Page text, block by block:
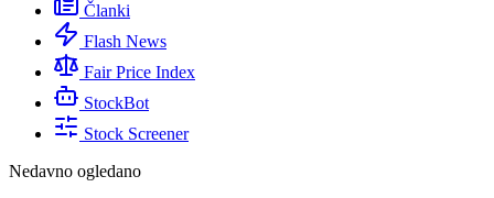
Članki
Flash News
Fair Price Index
StockBot
Stock Screener
Nedavno ogledano